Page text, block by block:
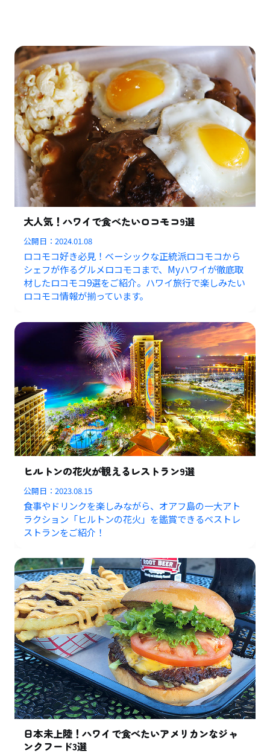
大人気！ハワイで食べたいロコモコ9選
公開日：2024.01.08
ロコモコ好き必見！ベーシックな正統派ロコモコから
シェフが作るグルメロコモコまで、Myハワイが徹底取
材したロコモコ9選をご紹介。ハワイ旅行で楽しみたい
ロコモコ情報が揃っています。
ヒルトンの花火が観えるレストラン9選
公開日：2023.08.15
食事やドリンクを楽しみながら、オアフ島の一大アト
ラクション「ヒルトンの花火」を鑑賞できるベストレ
ストランをご紹介！
日本未上陸！ハワイで食べたいアメリカンなジャ
ンクフード3選